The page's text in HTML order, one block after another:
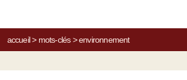
accueil> mots-clés> environnement